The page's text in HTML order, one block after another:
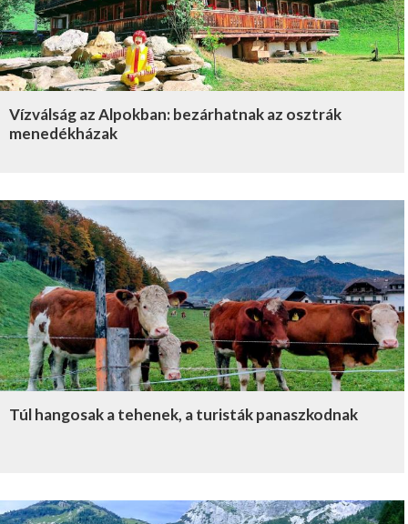
Vízválság az Alpokban: bezárhatnak az osztrák
menedékházak
Túl hangosak a tehenek, a turisták panaszkodnak